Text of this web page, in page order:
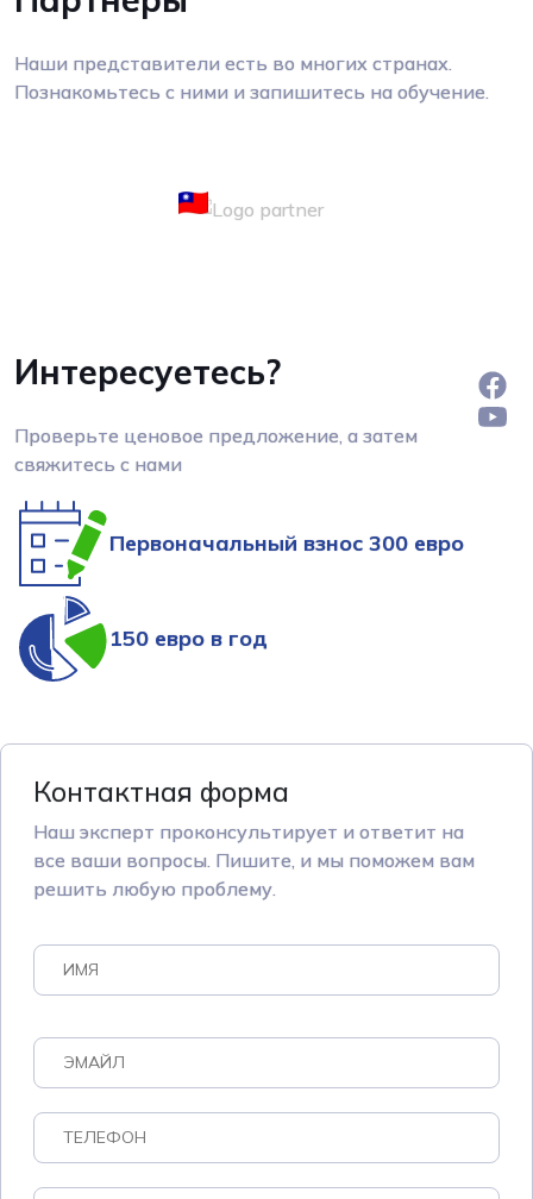
Наши представители есть во многих странах.
Познакомьтесь с ними и запишитесь на обучение.
Интересуетесь?
Проверьте ценовое предложение, а затем
свяжитесь с нами
Первоначальный взнос 300 евро
150 евро в год
Контактная форма
Наш эксперт проконсультирует и ответит на
все ваши вопросы. Пишите, и мы поможем вам
решить любую проблему.